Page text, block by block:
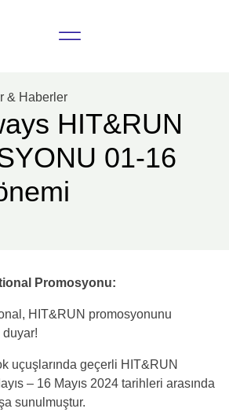
& Haberler
HIT&RUN
01-16
Promosyonu:
HIT&RUN promosyonunu
uçuşlarında geçerli HIT&RUN
– 16 Mayıs 2024 tarihleri arasında
sunulmuştur.